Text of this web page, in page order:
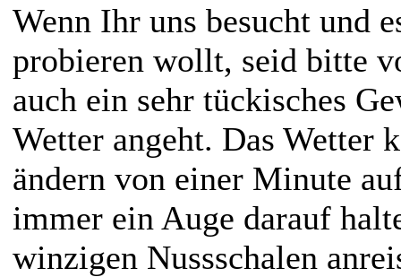
Wenn Ihr uns besucht und
probieren wollt, seid bitte
auch ein sehr tückisches
Wetter angeht. Das Wetter
ändern von einer Minute
immer ein Auge darauf
winzigen Nussschalen